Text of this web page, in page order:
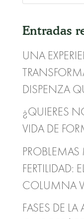
Entradas
UNA
DISPENZA
¿QUIERES
VIDA DE
PROBLEMAS
FERTILIDAD:
COLUMNA
FASES DE